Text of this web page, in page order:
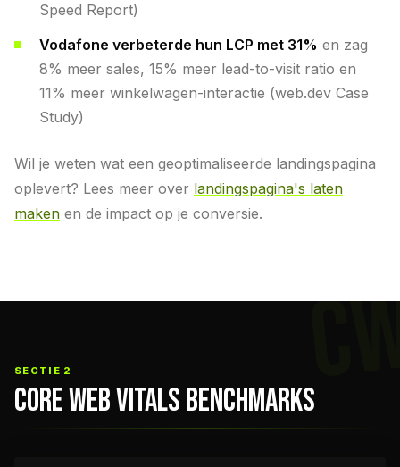
Speed Report)
Vodafone verbeterde hun LCP met 31% en zag
8% meer sales, 15% meer lead-to-visit ratio en
11% meer winkelwagen-interactie (web.dev Case
Study)
Wil je weten wat een geoptimaliseerde landingspagina
oplevert? Lees meer over landingspagina's laten
maken en de impact op je conversie.
SECTIE 2
CORE WEB VITALS BENCHMARKS